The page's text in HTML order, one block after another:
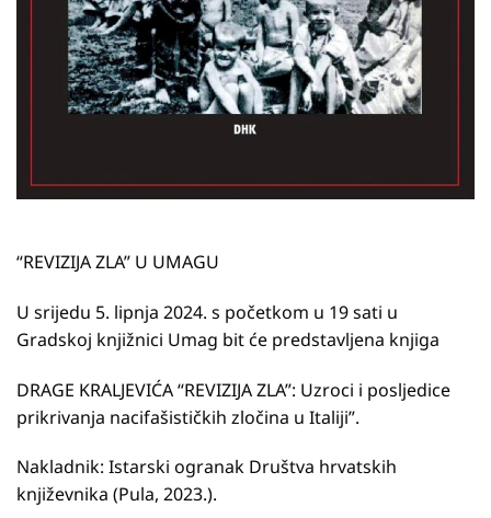
“REVIZIJA ZLA” U UMAGU
U srijedu 5. lipnja 2024. s početkom u 19 sati u
Gradskoj knjižnici Umag bit će predstavljena knjiga
DRAGE KRALJEVIĆA “REVIZIJA ZLA”: Uzroci i posljedice
prikrivanja nacifašističkih zločina u Italiji”.
Nakladnik: Istarski ogranak Društva hrvatskih
književnika (Pula, 2023.).